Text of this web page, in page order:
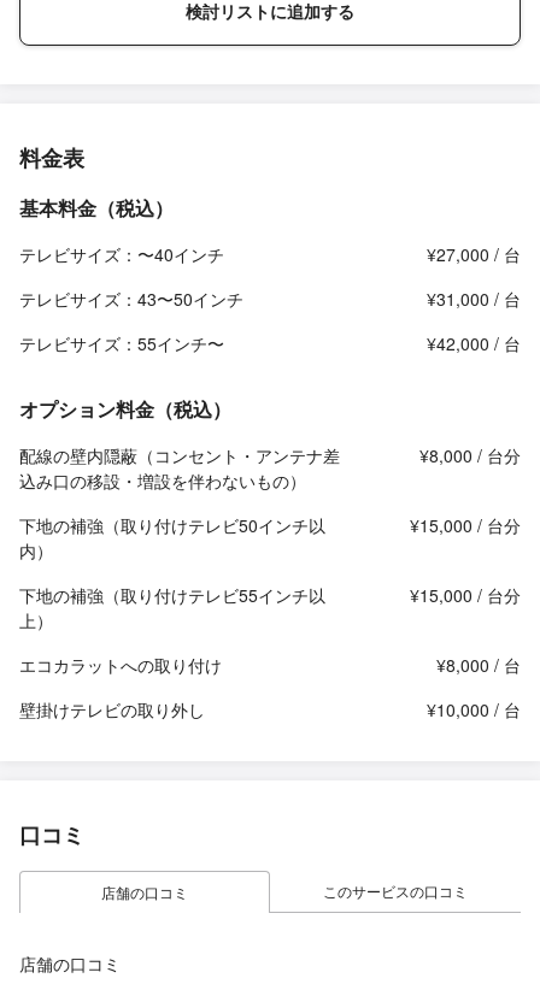
検討リストに追加する
料金表
基本料金（税込）
テレビサイズ：〜40インチ
¥27,000 / 台
テレビサイズ：43〜50インチ
¥31,000 / 台
テレビサイズ：55インチ〜
¥42,000 / 台
オプション料金（税込）
配線の壁内隠蔽（コンセント・アンテナ差
込み口の移設・増設を伴わないもの）
¥8,000 / 台分
下地の補強（取り付けテレビ50インチ以
内）
¥15,000 / 台分
下地の補強（取り付けテレビ55インチ以
上）
¥15,000 / 台分
エコカラットへの取り付け
¥8,000 / 台
壁掛けテレビの取り外し
¥10,000 / 台
口コミ
店舗の口コミ このサービスの口コミ
店舗の口コミ